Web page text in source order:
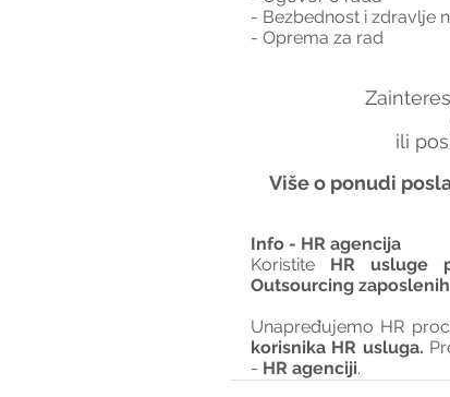
- Bezbednost i zdravlje
- Oprema za rad
ili
Više o ponudi
Info - HR agencija
Koristite HR usluge
Outsourcing zaposlenih
Unapređujemo HR
korisnika HR usluga.
- HR agenciji.